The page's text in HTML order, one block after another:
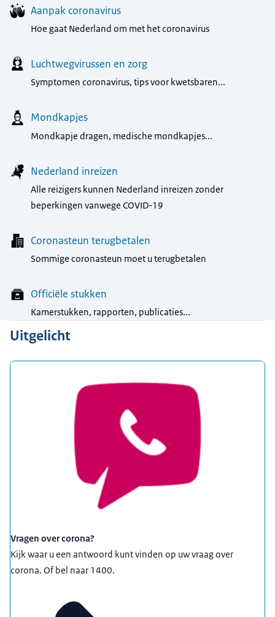
Aanpak coronavirus
Hoe gaat Nederland om met het coronavirus
Luchtwegvirussen en zorg
Symptomen coronavirus, tips voor kwetsbaren...
Mondkapjes
Mondkapje dragen, medische mondkapjes...
Nederland inreizen
Alle reizigers kunnen Nederland inreizen zonder
beperkingen vanwege COVID-19
Coronasteun terugbetalen
Sommige coronasteun moet u terugbetalen
Officiële stukken
Kamerstukken, rapporten, publicaties...
Uitgelicht
Vragen over corona?
Kijk waar u een antwoord kunt vinden op uw vraag over
corona. Of bel naar 1400.